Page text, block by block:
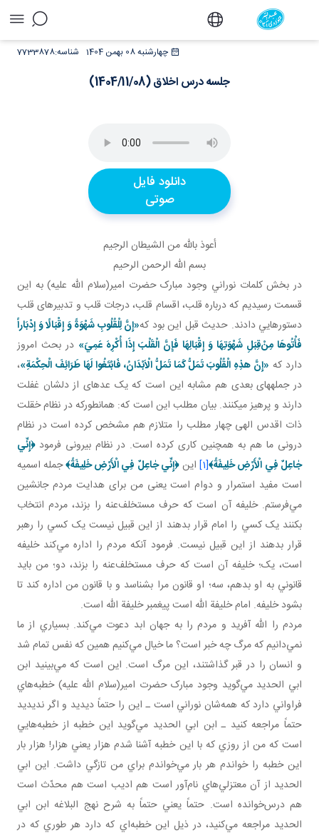
جلسه درس اخلاق (1404/11/08) - دفتر چهارشنبه 08 بهمن 1404 7733878شناسه:
جلسه درس اخلاق (1404/11/08)
دانلود فایل
صوتی
أعوذ بالله من الشيطان الرجيم
بسم الله الرحمن الرحيم
در بخش کلمات نوراني وجود مبارک حضرت امير(سلام الله عليه) به اين
قسمت رسيديم که درباره قلب، اقسام قلب، درجات قلب و تدبيرهای قلب
دستورهايي دادند. حديث قبل اين بود که«إِنَّ لِلْقُلُوبِ شَهْوَةً وَ إِقْبَالًا وَ إِدْبَاراً
فَأْتُوهَا مِنْقِبَلِ شَهْوَتِهَا وَ إِقْبَالِهَا فَإِنَّ الْقَلْبَ إِذَا أُكْرِهَ عَمِيَ» در بحث امروز
دارد که «إِنَّ هذِهِ الْقُلُوبَ تَمَلُّ كَمَا تَمَلُّ الْاَبْدَانُ، فَابْتَغُوا لَهَا طَرَائِفَ الْحِكْمَةِ»،
در جمله­های بعدی هم مشابه اين است که يک عده­ای از دلشان غفلت
دارند و پرهيز می­کنند. بيان مطلب اين است که: همانطورکه در نظام خقلت
ذات اقدس الهی چهار مطلب را متلازم هم مشخص کرده است در نظام
درونی ما هم به همچنين کاری کرده است. در نظام بيرونی فرمود﴿إِنِّي
جٰاعِلٌ فِي الْأَرْضِ خَلِيفَةً﴾[1] اين﴿إِنِّي جٰاعِلٌ فِي الْأَرْضِ خَلِيفَةً﴾جمله اسميه
است مفيد استمرار و دوام است يعنی من برای هدايت مردم جانشين
مي‌فرستم. خليفه آن است که حرف مستخلف‌عنه را بزند، مردم انتخاب
بکنند يک کسي را امام قرار بدهند از اين قبيل نيست يک کسي را رهبر
قرار بدهند از اين قبيل نيست. فرمود آنکه مردم را اداره مي‌کند خليفه
است، يک؛ خليفه آن است که حرف مستخلف‌عنه را بزند، دو؛ من بايد
قانوني به او بدهم، سه؛ او قانون مرا بشناسد و با قانون من اداره کند تا
بشود خليفه. امام خليفة الله است پيغمبر خليفة الله است.
مردم را الله آفريد و مردم را به جهان ابد دعوت مي‌کند. بسياري از ما
نمي‌دانيم که مرگ چه خبر است؟ ما خيال مي‌کنيم همين که نفس تمام شد
و انسان را در قبر گذاشتند، اين مرگ است. اين است که مي‌بينيد ابن
ابي الحديد مي‌گويد وجود مبارک حضرت امير(سلام الله عليه) خطبه‌هاي
فراواني دارد که همه‌شان نوراني است ـ اين را حتماً ديديد و اگر نديديد
حتماً مراجعه کنيد ـ ابن ابي الحديد مي‌گويد اين خطبه از خطبه‌هايي
است که من از روزي که با اين خطبه آشنا شدم هزار يعني هزار! هزار بار
اين خطبه را خواندم هر بار مي‌خواندم براي من تازگي داشت. اين ابي
الحديد از آن معتزلي‌هاي نام‌آور است هم اديب است هم محدّث است
هم درس‌خوانده است. حتماً يعني حتماً به شرح نهج البلاغه ابن ابي
الحديد مراجعه مي‌کنيد، در ذيل اين خطبه‌اي که دارد هر طوري که در